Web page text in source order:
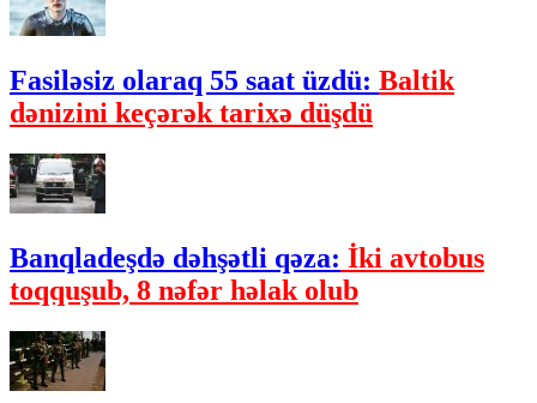
Fasiləsiz olaraq 55 saat üzdü: Baltik
dənizini keçərək tarixə düşdü
Banqladeşdə dəhşətli qəza: İki avtobus
toqquşub, 8 nəfər həlak olub